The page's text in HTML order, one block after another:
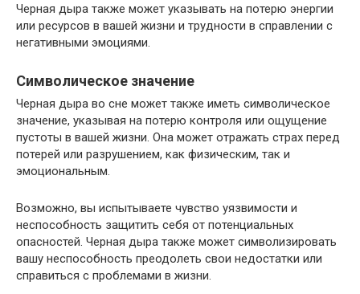
Черная дыра также может указывать на потерю энергии
или ресурсов в вашей жизни и трудности в справлении с
негативными эмоциями.
Символическое значение
Черная дыра во сне может также иметь символическое
значение, указывая на потерю контроля или ощущение
пустоты в вашей жизни. Она может отражать страх перед
потерей или разрушением, как физическим, так и
эмоциональным.
Возможно, вы испытываете чувство уязвимости и
неспособность защитить себя от потенциальных
опасностей. Черная дыра также может символизировать
вашу неспособность преодолеть свои недостатки или
справиться с проблемами в жизни.